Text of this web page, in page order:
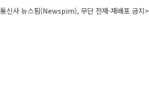
신사 뉴스핌(Newspim), 무단 전재-재배포 금지>